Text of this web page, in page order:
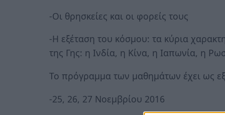
-Οι θρησκείες και οι φορείς τους
-Η εξέταση του κόσμου: τα κύρια
της Γης: η Ινδία, η Κίνα, η Ιαπωνία, η
Το πρόγραμμα των μαθημάτων έχει ως
-25, 26, 27 Νοεμβρίου 2016